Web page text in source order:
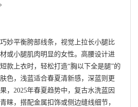
妙平衡胯部线条，视觉上拉长小腿比
或小腿肌肉明显的女性。高腰设计进
款上衣时，轻松打造“胸以下全是腿”的
色，浅蓝适合春夏清新感，深蓝则更
，2025年春夏趋势中，复古水洗蓝因
睐，搭配金属扣饰或侧边缝线细节，